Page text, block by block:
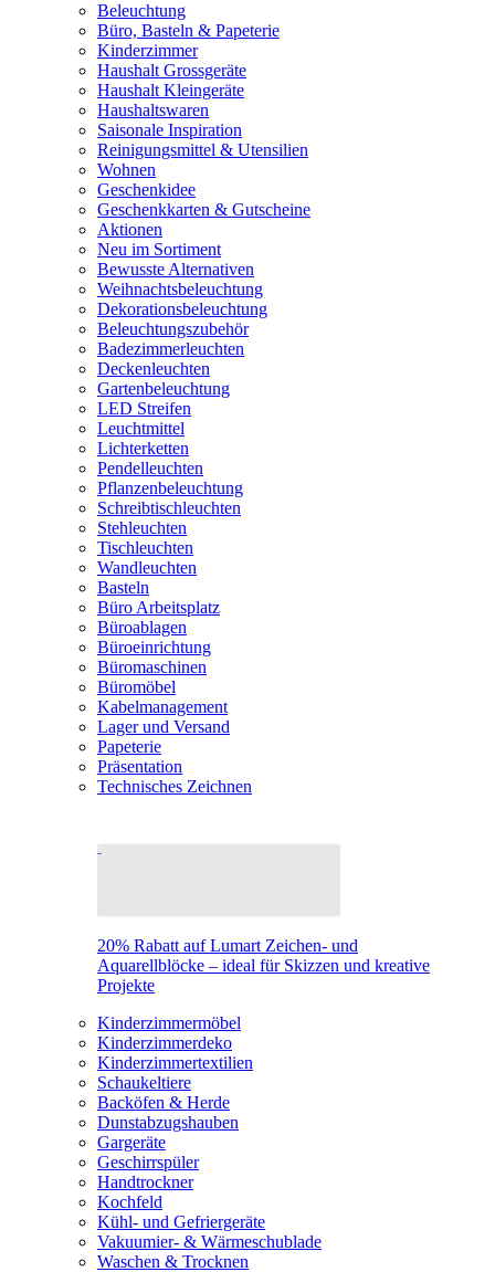
Beleuchtung
Büro, Basteln & Papeterie
Kinderzimmer
Haushalt Grossgeräte
Haushalt Kleingeräte
Haushaltswaren
Saisonale Inspiration
Reinigungsmittel & Utensilien
Wohnen
Geschenkidee
Geschenkkarten & Gutscheine
Aktionen
Neu im Sortiment
Bewusste Alternativen
Weihnachtsbeleuchtung
Dekorationsbeleuchtung
Beleuchtungszubehör
Badezimmerleuchten
Deckenleuchten
Gartenbeleuchtung
LED Streifen
Leuchtmittel
Lichterketten
Pendelleuchten
Pflanzenbeleuchtung
Schreibtischleuchten
Stehleuchten
Tischleuchten
Wandleuchten
Basteln
Büro Arbeitsplatz
Büroablagen
Büroeinrichtung
Büromaschinen
Büromöbel
Kabelmanagement
Lager und Versand
Papeterie
Präsentation
Technisches Zeichnen
20% Rabatt auf Lumart Zeichen- und
Aquarellblöcke – ideal für Skizzen und kreative
Projekte
Kinderzimmermöbel
Kinderzimmerdeko
Kinderzimmertextilien
Schaukeltiere
Backöfen & Herde
Dunstabzugshauben
Gargeräte
Geschirrspüler
Handtrockner
Kochfeld
Kühl- und Gefriergeräte
Vakuumier- & Wärmeschublade
Waschen & Trocknen